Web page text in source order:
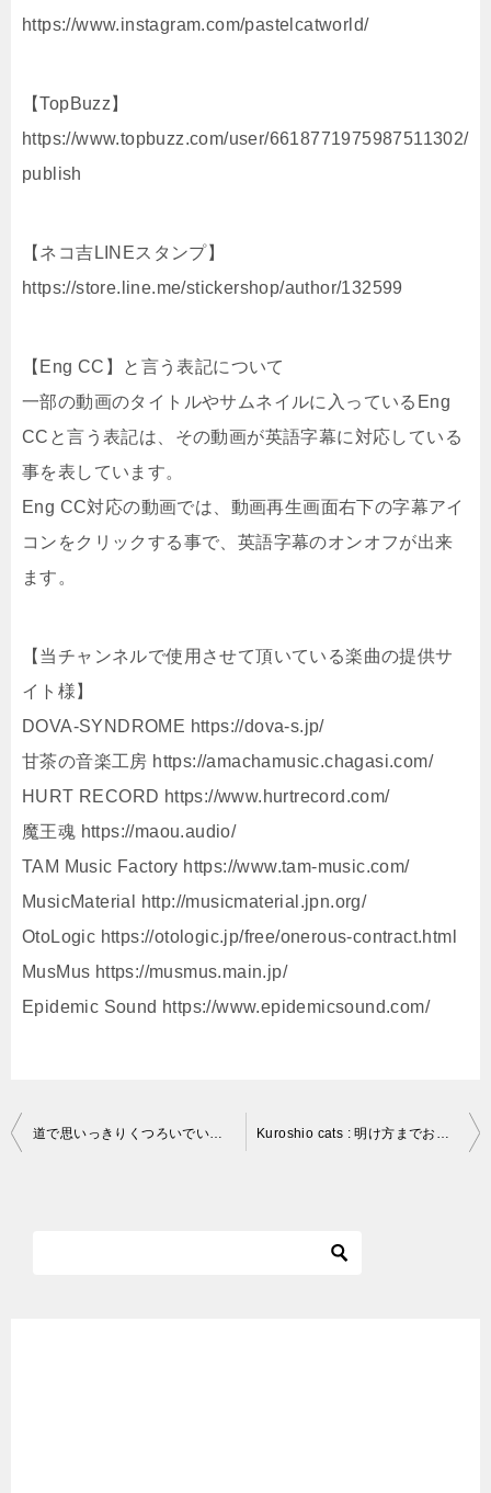
https://www.instagram.com/pastelcatworld/
【TopBuzz】
https://www.topbuzz.com/user/6618771975987511302/
publish
【ネコ吉LINEスタンプ】
https://store.line.me/stickershop/author/132599
【Eng CC】と言う表記について
一部の動画のタイトルやサムネイルに入っているEng
CCと言う表記は、その動画が英語字幕に対応している
事を表しています。
Eng CC対応の動画では、動画再生画面右下の字幕アイ
コンをクリックする事で、英語字幕のオンオフが出来
ます。
【当チャンネルで使用させて頂いている楽曲の提供サ
イト様】
DOVA-SYNDROME https://dova-s.jp/
甘茶の音楽工房 https://amachamusic.chagasi.com/
HURT RECORD https://www.hurtrecord.com/
魔王魂 https://maou.audio/
TAM Music Factory https://www.tam-music.com/
MusicMaterial http://musicmaterial.jpn.org/
OtoLogic https://otologic.jp/free/onerous-contract.html
MusMus https://musmus.main.jp/
Epidemic Sound https://www.epidemicsound.com/
投
道で思いっきりくつろいでいる野良猫 A stray cat relaxing on the road [Stray Cat in Summer] #shorts Kuroshio cats : 明け方までお泊り その朝、、、